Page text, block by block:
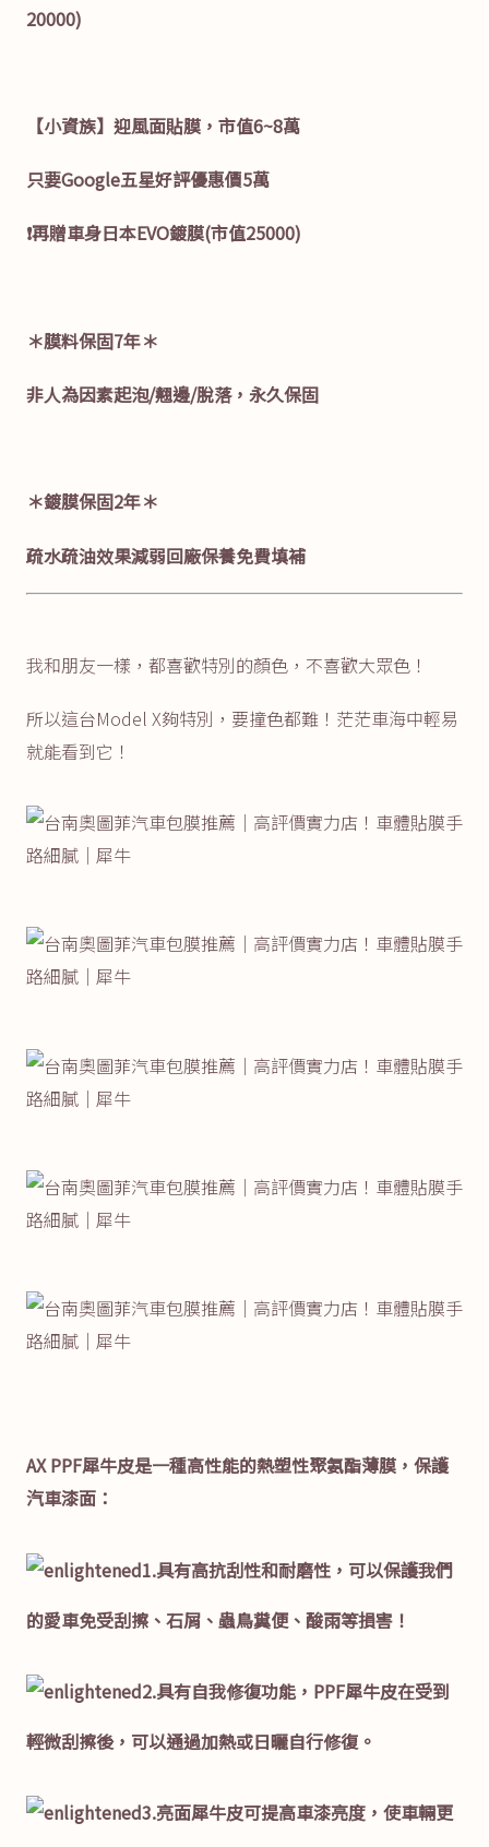
20000)
【小資族】迎風面貼膜，市值6~8萬
只要Google五星好評優惠價5萬
❗再贈車身日本EVO鍍膜(市值25000)
＊膜料保固7年＊
非人為因素起泡/翹邊/脫落，永久保固
＊鍍膜保固2年＊
疏水疏油效果減弱回廠保養免費填補
我和朋友一樣，都喜歡特別的顏色，不喜歡大眾色！
所以這台Model X夠特別，要撞色都難！茫茫車海中輕易
就能看到它！
AX PPF犀牛皮是一種高性能的熱塑性聚氨酯薄膜，保護
汽車漆面：
1.具有高抗刮性和耐磨性，可以保護我們
的愛車免受刮擦、石屑、蟲鳥糞便、酸雨等損害！
2.具有自我修復功能，PPF犀牛皮在受到
輕微刮擦後，可以通過加熱或日曬自行修復。
3.亮面犀牛皮可提高車漆亮度，使車輛更